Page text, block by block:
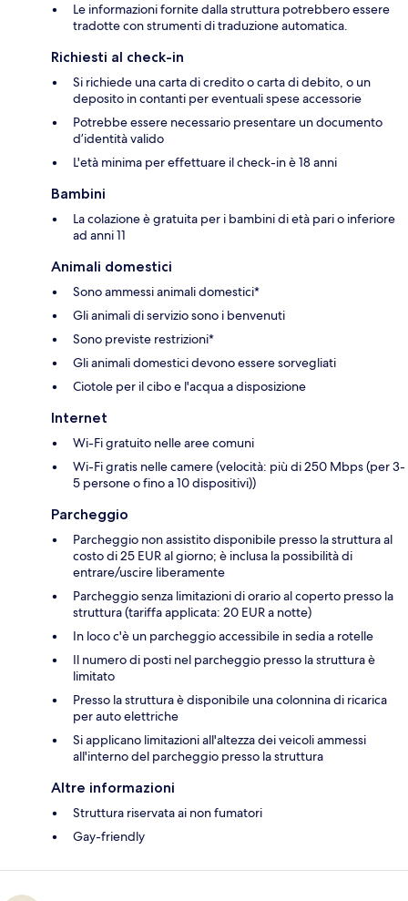
Le informazioni fornite dalla struttura potrebbero essere
tradotte con strumenti di traduzione automatica.
Richiesti al check-in
Si richiede una carta di credito o carta di debito, o un
deposito in contanti per eventuali spese accessorie
Potrebbe essere necessario presentare un documento
d’identità valido
L'età minima per effettuare il check-in è 18 anni
Bambini
La colazione è gratuita per i bambini di età pari o inferiore
ad anni 11
Animali domestici
Sono ammessi animali domestici*
Gli animali di servizio sono i benvenuti
Sono previste restrizioni*
Gli animali domestici devono essere sorvegliati
Ciotole per il cibo e l'acqua a disposizione
Internet
Wi-Fi gratuito nelle aree comuni
Wi-Fi gratis nelle camere (velocità: più di 250 Mbps (per 3-
5 persone o fino a 10 dispositivi))
Parcheggio
Parcheggio non assistito disponibile presso la struttura al
costo di 25 EUR al giorno; è inclusa la possibilità di
entrare/uscire liberamente
Parcheggio senza limitazioni di orario al coperto presso la
struttura (tariffa applicata: 20 EUR a notte)
In loco c'è un parcheggio accessibile in sedia a rotelle
Il numero di posti nel parcheggio presso la struttura è
limitato
Presso la struttura è disponibile una colonnina di ricarica
per auto elettriche
Si applicano limitazioni all'altezza dei veicoli ammessi
all'interno del parcheggio presso la struttura
Altre informazioni
Struttura riservata ai non fumatori
Gay-friendly